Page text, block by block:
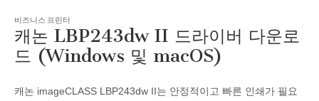
비즈니스 프린터
캐논 LBP243dw II 드라이버 다운로
드 (Windows 및 macOS)
캐논 imageCLASS LBP243dw II는 안정적이고 빠른 인쇄가 필요